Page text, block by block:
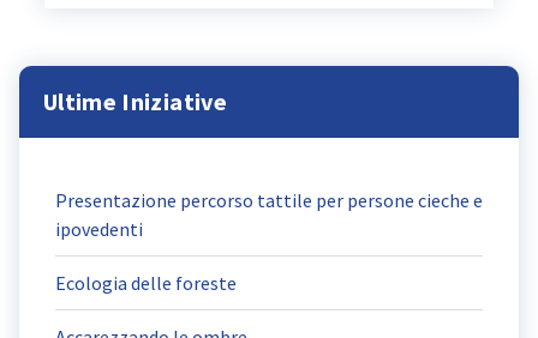
Ultime Iniziative
Presentazione percorso tattile per persone cieche e
ipovedenti
Ecologia delle foreste